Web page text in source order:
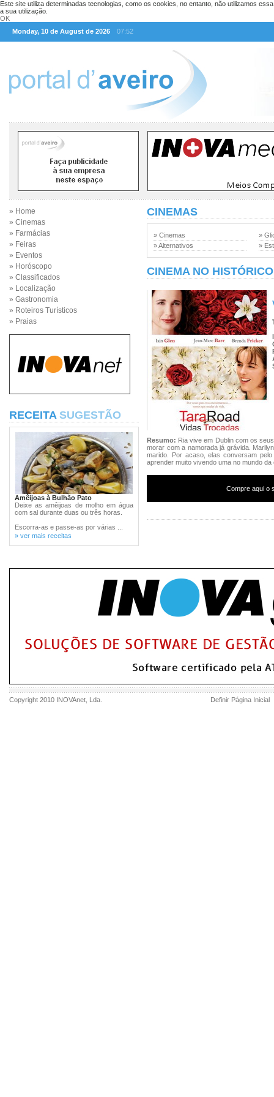
Este site utiliza determinadas tecnologias, como os cookies, no entanto, não utilizamos
a sua utilização.
OK
Monday, 10 de August de 2026
07:52
» Home
» Cinemas
» Farmácias
» Feiras
» Eventos
» Horóscopo
» Classificados
» Localização
» Gastronomia
» Roteiros Turísticos
» Praias
RECEITA SUGESTÃO
Amêijoas à Bulhão Pato
Deixe as amêijoas de molho em água
com sal durante duas ou três horas.
Escorra-as e passe-as por várias ...
» ver mais receitas
CINEMAS
» Cinemas
» Alternativos
»
»
CINEMA NO HISTÓRICO
Resumo: Ria vive em Dublin com os
morar com a namorada já grávida.
marido. Por acaso, elas conversam
aprender muito vivendo uma no mundo da
Compre aqui o
Copyright 2010 INOVAnet , Lda. Definir Página Inicial